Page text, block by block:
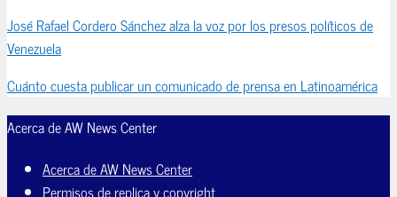
José Rafael Cordero Sánchez alza la voz por los presos políticos de
Venezuela
Cuánto cuesta publicar un comunicado de prensa en Latinoamérica
Acerca de AW News Center
Acerca de AW News Center
Permisos de replica y copyright